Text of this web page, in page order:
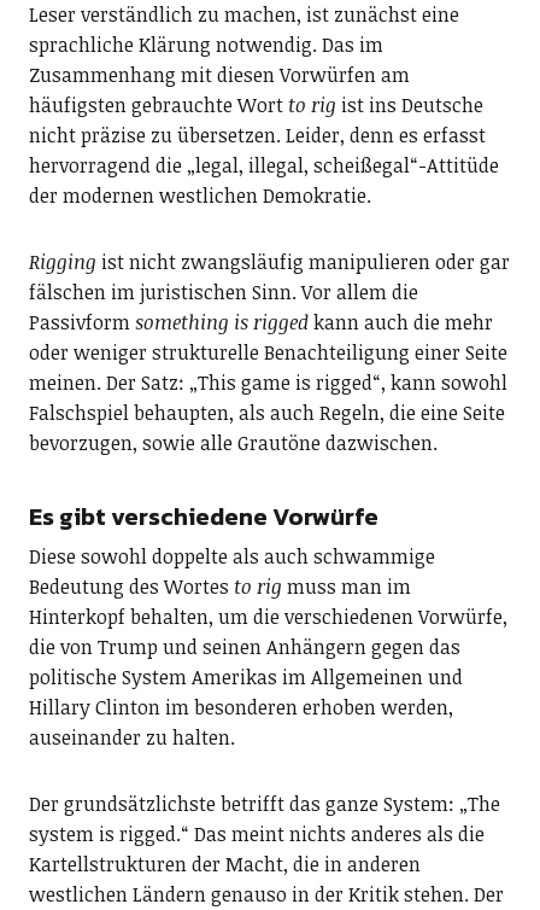
Leser verständlich zu machen, ist zunächst eine
sprachliche Klärung notwendig. Das im
Zusammenhang mit diesen Vorwürfen am
häufigsten gebrauchte Wortto rig ist ins Deutsche
nicht präzise zu übersetzen. Leider, denn es erfasst
hervorragend die „legal, illegal, scheißegal“-Attitüde
der modernen westlichen Demokratie.
Rigging ist nicht zwangsläufig manipulieren oder gar
fälschen im juristischen Sinn. Vor allem die
Passivformsomething is riggedkann auch die mehr
oder weniger strukturelle Benachteiligung einer Seite
meinen. Der Satz: „This game is rigged“, kann sowohl
Falschspiel behaupten, als auch Regeln, die eine Seite
bevorzugen, sowie alle Grautöne dazwischen.
Es gibt verschiedene Vorwürfe
Diese sowohl doppelte als auch schwammige
Bedeutung des Wortes to rig muss man im
Hinterkopf behalten, um die verschiedenen Vorwürfe,
die von Trump und seinen Anhängern gegen das
politische System Amerikas im Allgemeinen und
Hillary Clinton im besonderen erhoben werden,
auseinander zu halten.
Der grundsätzlichste betrifft das ganze System: „The
system is rigged.“ Das meint nichts anderes als die
Kartellstrukturen der Macht, die in anderen
westlichen Ländern genauso in der Kritik stehen. Der